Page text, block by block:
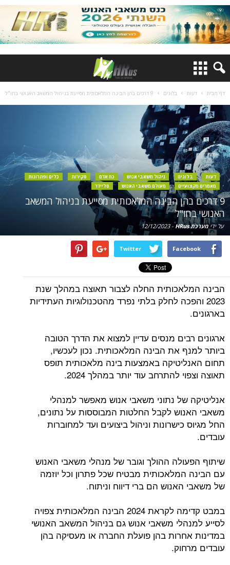
דף הבית דעות בלוגים 9 דרכים בהן הבינה המלאכותית מסייעת בניהול המשאב האנושי בחו"ל
דעות בלוגים ניהול משאבי אנוש כח אדם סקירות
כלים ופתרונות
מאמרים מקצועיים
מעולם משאבי האנוש סליידר
9 דרכים בהן הבינה המלאכותית מסייעת בניהול המשאב
האנושי בחו"ל
על ידימערכת HRus -
12/12/2023
Facebook
Twitter
הבינה המלאכותית החלה לצבור תאוצה במהלך שנת
2023 והפכה לחלק בלתי נפרד מהטכנולוגיות העתידיות
בארגונים.
ארגונים רבים מנסים עדיין למצוא את הדרך הטובה
ביותר למנף את הבינה המלאכותית. נכון לעכשיו,
תחום האנליטיקה באמצעות בינה מלאכותית תופס
תאוצה וצפוי להתרחב עוד יותר במהלך 2024.
אנליטיקה של נתוני משאבי אנוש מאפשר למנהלי
משאבי האנוש לקבל החלטות המבוססות על נתונים,
החל מגיוס כישרונות וניהול ביצועים ועד למחוברות
עובדים.
שיתוף הפעולה ההולך וגובר של מנהלי משאבי האנוש
עם הבינה המלאכותית מבטיח שכל פתרון וכל יוזמה
של משאבי האנוש הם ברי דיווח וניתוח.
במבט קדימה לקראת 2024 הבינה המלאכותית צפויה
לסייע למנהלי משאבי אנוש גם בניהול המשאב האנושי
במדינות אחרות בהן פועלת החברה או מעסיקה בהן
עובדים מרחוק.